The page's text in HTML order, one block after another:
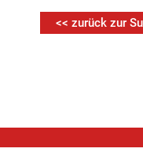
<< zurück zur